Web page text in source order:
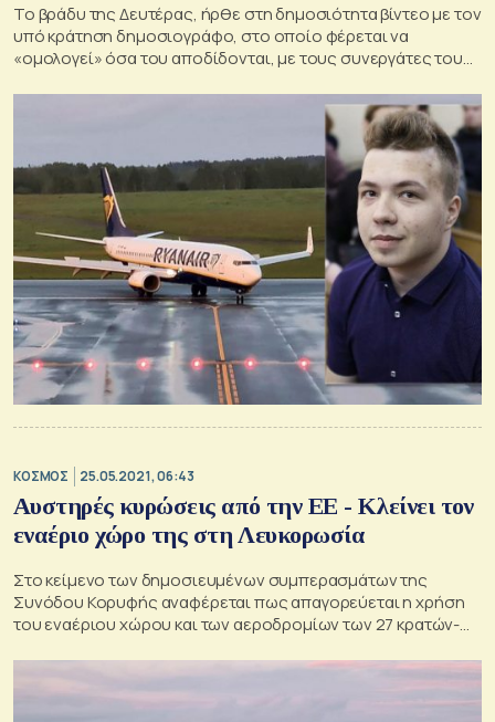
Το βράδυ της Δευτέρας, ήρθε στη δημοσιότητα βίντεο με τον
υπό κράτηση δημοσιογράφο, στο οποίο φέρεται να
«ομολογεί» όσα του αποδίδονται, με τους συνεργάτες του
ΚΟΣΜΟΣ 25.05.2021, 06:43
Αυστηρές κυρώσεις από την ΕΕ - Κλείνει τον
εναέριο χώρο της στη Λευκορωσία
Στο κείμενο των δημοσιευμένων συμπερασμάτων της
Συνόδου Κορυφής αναφέρεται πως απαγορεύεται η χρήση
του εναέριου χώρου και των αεροδρομίων των 27 κρατών-
πρόσβασης των πτήσεων στους προκειμένους αερολιμένες